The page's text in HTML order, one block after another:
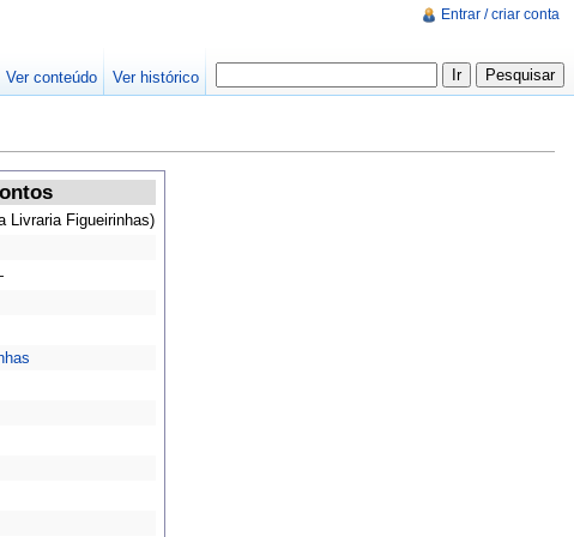
Livraria Figueirinhas)
Entrar / criar conta
Ver conteúdo Ver histórico